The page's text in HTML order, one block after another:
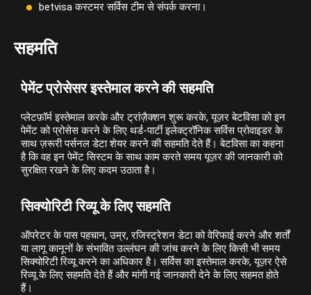
betvisa कस्टमर सर्विस टीम से संपर्क करना।
सहमति
पेमेंट प्रोसेसर इस्तेमाल करने की सहमति
प्लेटफ़ॉर्म इस्तेमाल करके और ट्रांज़ैक्शन शुरू करके, यूज़र बेटविसा को इन
पेमेंट को प्रोसेस करने के लिए थर्ड-पार्टी इलेक्ट्रॉनिक सर्विस प्रोवाइडर के
साथ ज़रूरी पर्सनल डेटा शेयर करने की सहमति देते हैं। बेटविसा का कहना
है कि वह इन पेमेंट सिस्टम के साथ काम करते समय यूज़र की जानकारी को
सुरक्षित रखने के लिए कदम उठाता है।
सिक्योरिटी रिव्यू के लिए सहमति
ऑपरेटर के पास पहचान, उम्र, रजिस्ट्रेशन डेटा को वेरिफाई करने और शर्तों
या लागू कानूनों के संभावित उल्लंघन की जांच करने के लिए किसी भी समय
सिक्योरिटी रिव्यू करने का अधिकार है। सर्विस का इस्तेमाल करके, यूज़र ऐसे
रिव्यू के लिए सहमति देते हैं और मांगी गई जानकारी देने के लिए सहमत होते
हैं।